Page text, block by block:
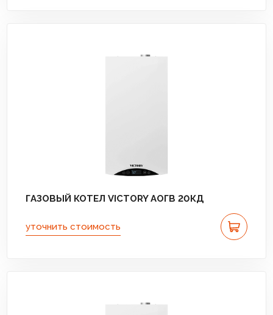
ГАЗОВЫЙ КОТЕЛ VICTORY АОГВ 20КД
уточнить стоимость